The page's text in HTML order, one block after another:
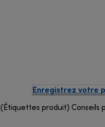
Enregistrez votre
(Étiquettes produit) Conseils